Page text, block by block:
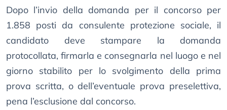
Dopo l’invio della domanda per il concorso per
1.858 posti da consulente protezione sociale, il
candidato deve stampare la domanda
protocollata, firmarla e consegnarla nel luogo e nel
giorno stabilito per lo svolgimento della prima
prova scritta, o dell’eventuale prova preselettiva,
pena l’esclusione dal concorso.